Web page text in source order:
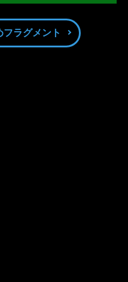
ラグメント